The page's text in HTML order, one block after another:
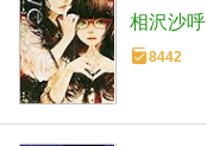
相沢沙呼
8442